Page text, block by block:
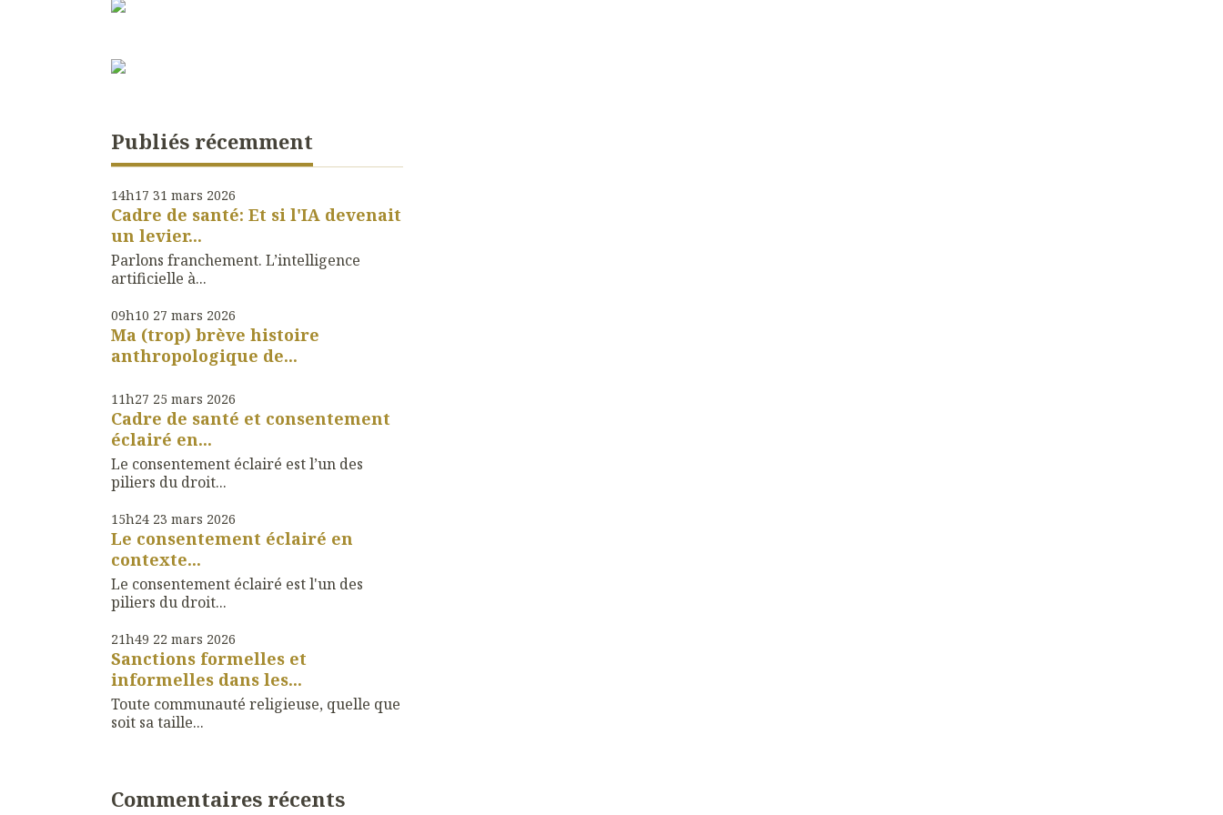
Publiés récemment
14h17 31 mars 2026
Cadre de santé: Et si l'IA devenait
un levier...
Parlons franchement. L’intelligence
artificielle à...
09h10 27 mars 2026
Ma (trop) brève histoire
anthropologique de...
11h27 25 mars 2026
Cadre de santé et consentement
éclairé en...
Le consentement éclairé est l’un des
piliers du droit...
15h24 23 mars 2026
Le consentement éclairé en
contexte...
Le consentement éclairé est l'un des
piliers du droit...
21h49 22 mars 2026
Sanctions formelles et
informelles dans les...
Toute communauté religieuse, quelle que
soit sa taille...
Commentaires récents